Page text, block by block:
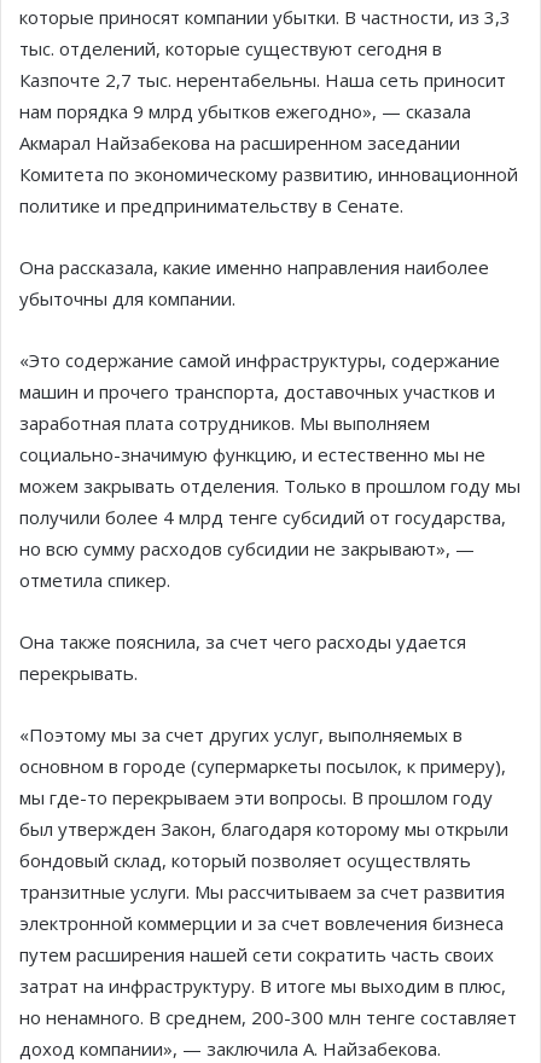
которые приносят компании убытки. В частности, из 3,3
тыс. отделений, которые существуют сегодня в
Казпочте 2,7 тыс. нерентабельны. Наша сеть приносит
нам порядка 9 млрд убытков ежегодно», — сказала
Акмарал Найзабекова на расширенном заседании
Комитета по экономическому развитию, инновационной
политике и предпринимательству в Сенате.
Она рассказала, какие именно направления наиболее
убыточны для компании.
«Это содержание самой инфраструктуры, содержание
машин и прочего транспорта, доставочных участков и
заработная плата сотрудников. Мы выполняем
социально-значимую функцию, и естественно мы не
можем закрывать отделения. Только в прошлом году мы
получили более 4 млрд тенге субсидий от государства,
но всю сумму расходов субсидии не закрывают», —
отметила спикер.
Она также пояснила, за счет чего расходы удается
перекрывать.
«Поэтому мы за счет других услуг, выполняемых в
основном в городе (супермаркеты посылок, к примеру),
мы где-то перекрываем эти вопросы. В прошлом году
был утвержден Закон, благодаря которому мы открыли
бондовый склад, который позволяет осуществлять
транзитные услуги. Мы рассчитываем за счет развития
электронной коммерции и за счет вовлечения бизнеса
путем расширения нашей сети сократить часть своих
затрат на инфраструктуру. В итоге мы выходим в плюс,
но ненамного. В среднем, 200-300 млн тенге составляет
доход компании», — заключила А. Найзабекова.